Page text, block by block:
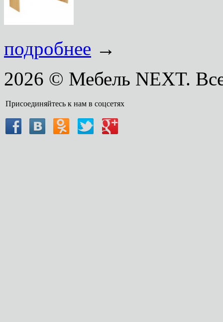
подробнее →
2026 © Мебель NEXT.
Присоединяйтесь к нам в соцсетях